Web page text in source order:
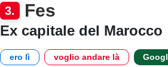
3. Fes
Ex capitale del Marocco
ero lì voglio andare là